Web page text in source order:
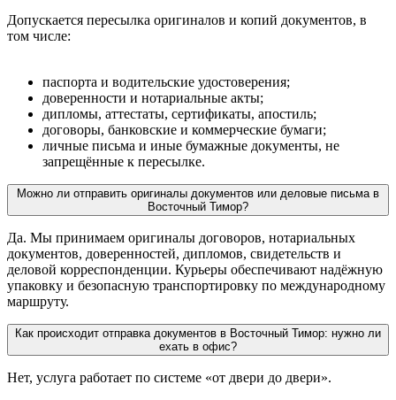
Допускается пересылка оригиналов и копий документов, в
том числе:
паспорта и водительские удостоверения;
доверенности и нотариальные акты;
дипломы, аттестаты, сертификаты, апостиль;
договоры, банковские и коммерческие бумаги;
личные письма и иные бумажные документы, не
запрещённые к пересылке.
Можно ли отправить оригиналы документов или деловые письма в
Восточный Тимор?
Да. Мы принимаем оригиналы договоров, нотариальных
документов, доверенностей, дипломов, свидетельств и
деловой корреспонденции. Курьеры обеспечивают надёжную
упаковку и безопасную транспортировку по международному
маршруту.
Как происходит отправка документов в Восточный Тимор: нужно ли
ехать в офис?
Нет, услуга работает по системе «от двери до двери».